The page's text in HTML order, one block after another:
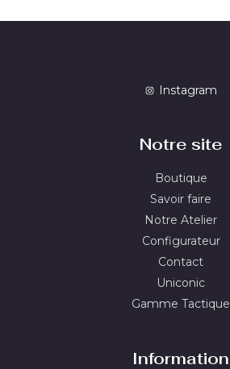
Instagram
Notre site
Boutique
Savoir faire
Notre Atelier
Configurateur
Contact
Uniconic
Gamme Tactique
Information